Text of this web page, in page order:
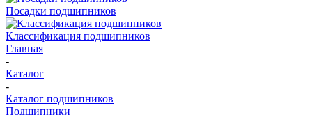
Посадки подшипников
Классификация подшипников
Главная
-
Каталог
-
Каталог подшипников
Подшипники